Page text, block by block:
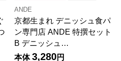
ANDE
京都生まれ デニッシュ食パ
ン専門店 ANDE 特撰セット
B デニッシュ…
本体 3,280円